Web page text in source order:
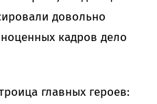
довольно
кадров дело
главных героев: